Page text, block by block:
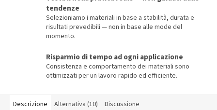
tendenze
Selezioniamo i materiali in base a stabilità, durata e
risultati prevedibili — non in base alle mode del
momento.
Risparmio di tempo ad ogni applicazione
Consistenza e comportamento dei materiali sono
ottimizzati per un lavoro rapido ed efficiente.
Descrizione Alternativa (10) Discussione